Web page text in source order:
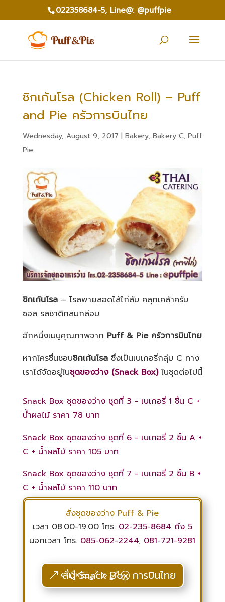
022358684-5, Line@: @puffpie
ชิกเก้นโรล (Chicken Roll) – Puff
and Pie ครัวการบินไทย
Wednesday, August 9, 2017 | Bakery, Bakery C, Puff
Pie
ชิกเก้นโรล– โรลพายสอดไส้ไก่สับ คลุกเคล้าครัม
ซอส รสชาติกลมกล่อม
อีกหนึ่งเมนูคุณภาพจาก Puff & Pie ครัวการบินไทย
หากใครชื่นชอบชิกเก้นโรลซึ่งเป็นเบเกอรี่กลุ่ม C ทาง
เราได้จัดอยู่ในชุดของว่าง (Snack Box)ในชุดต่อไปนี้
Snack Box ชุดของว่าง ชุดที่ 3 - เบเกอรี่ 1 ชิ้น C +
น้ำผลไม้ ราคา 78 บาท
Snack Box ชุดของว่าง ชุดที่ 6 - เบเกอรี่ 2 ชิ้น A +
C + น้ำผลไม้ ราคา 105 บาท
Snack Box ชุดของว่าง ชุดที่ 7 - เบเกอรี่ 2 ชิ้น B +
C + น้ำผลไม้ ราคา 110 บาท
สั่งชุดของว่าง Puff & Pie
เวลา 08.00-19.00 โทร. 02-235-8684 ถึง 5
นอกเวลา โทร. 085-062-2244, 081-721-9281
สั่ง Snack Box การบินไทย